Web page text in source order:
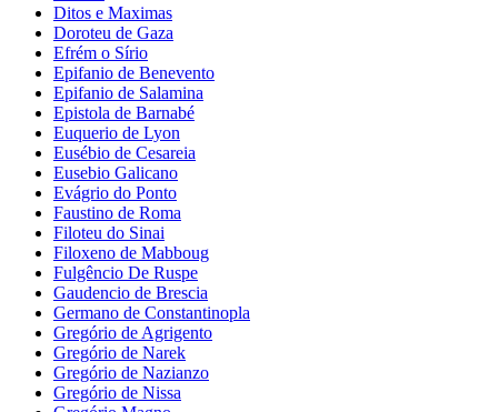
Ditos e Maximas
Doroteu de Gaza
Efrém o Sírio
Epifanio de Benevento
Epifanio de Salamina
Epistola de Barnabé
Euquerio de Lyon
Eusébio de Cesareia
Eusebio Galicano
Evágrio do Ponto
Faustino de Roma
Filoteu do Sinai
Filoxeno de Mabboug
Fulgêncio De Ruspe
Gaudencio de Brescia
Germano de Constantinopla
Gregório de Agrigento
Gregório de Narek
Gregório de Nazianzo
Gregório de Nissa